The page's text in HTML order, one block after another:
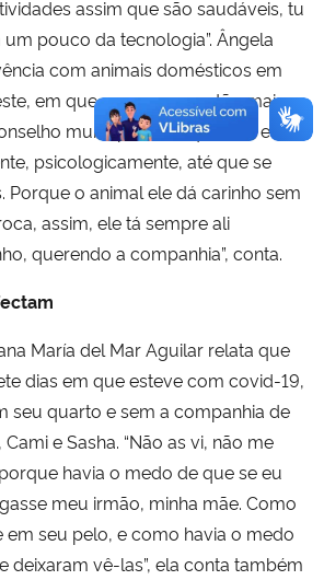
assim que são saudáveis, tu
pouco da tecnologia”. Ângela
com animais domésticos em
em que as pessoas estão mais
muito pessoas que não estão
psicologicamente, até que se
Porque o animal ele dá carinho sem
assim, ele tá sempre ali
querendo a companhia”, conta.
María del Mar Aguilar relata que
dias em que esteve com covid-19,
seu quarto e sem a companhia de
e Sasha. “Não as vi, não me
havia o medo de que se eu
meu irmão, minha mãe. Como
em seu pelo, e como havia o medo
deixaram vê-las”, ela conta também